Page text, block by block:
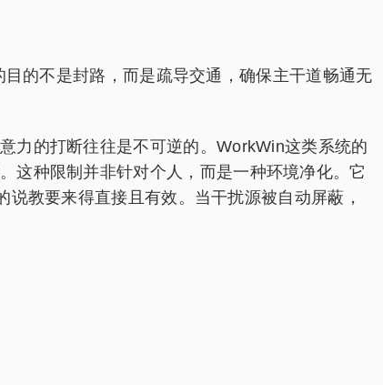
的不是封路，而是疏导交通，确保主干道畅通无
力的打断往往是不可逆的。WorkWin这类系统的
这种限制并非针对个人，而是一种环境净化。它
教要来得直接且有效。当干扰源被自动屏蔽，